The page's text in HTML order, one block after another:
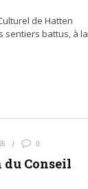
de Hatten
sentiers battus, à la
0
du Conseil